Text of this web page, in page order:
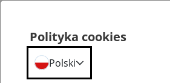
Polityka cookies
Polski